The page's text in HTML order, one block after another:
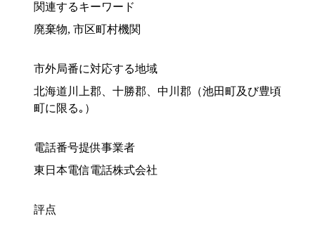
関連するキーワード
廃棄物, 市区町村機関
市外局番に対応する地域
北海道川上郡、十勝郡、中川郡（池田町及び豊頃
町に限る｡）
電話番号提供事業者
東日本電信電話株式会社
評点